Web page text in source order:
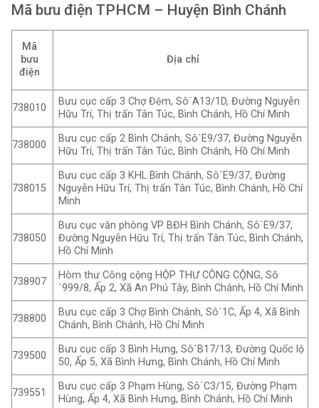
Mã bưu điện TPHCM – Huyện Bình Chánh
Mã
bưu
điện
Địa chỉ
738010
Bưu cục cấp 3 Chợ Đệm, Sô´A13/1D, Đường Nguyễn
Hữu Trí, Thị trấn Tân Túc, Bình Chánh, Hồ Chí Minh
738000
Bưu cục cấp 2 Bình Chánh, Sô´E9/37, Đường Nguyễn
Hữu Trí, Thị trấn Tân Túc, Bình Chánh, Hồ Chí Minh
738015
Bưu cục cấp 3 KHL Bình Chánh, Sô´E9/37, Đường
Nguyễn Hữu Trí, Thị trấn Tân Túc, Bình Chánh, Hồ Chí
Minh
738050
Bưu cục văn phòng VP BĐH Bình Chánh, Sô´E9/37,
Đường Nguyễn Hữu Trí, Thị trấn Tân Túc, Bình Chánh,
Hồ Chí Minh
738907
Hòm thư Công cộng HỘP THƯ CÔNG CỘNG, Sô
´999/8, Ấp 2, Xã An Phú Tây, Bình Chánh, Hồ Chí Minh
738800
Bưu cục cấp 3 Chợ Bình Chánh, Sô´1C, Ấp 4, Xã Bình
Chánh, Bình Chánh, Hồ Chí Minh
739500
Bưu cục cấp 3 Bình Hưng, Sô´B17/13, Đường Quốc lộ
50, Ấp 5, Xã Bình Hưng, Bình Chánh, Hồ Chí Minh
739551
Bưu cục cấp 3 Phạm Hùng, Sô´C3/15, Đường Phạm
Hùng, Ấp 4, Xã Bình Hưng, Bình Chánh, Hồ Chí Minh